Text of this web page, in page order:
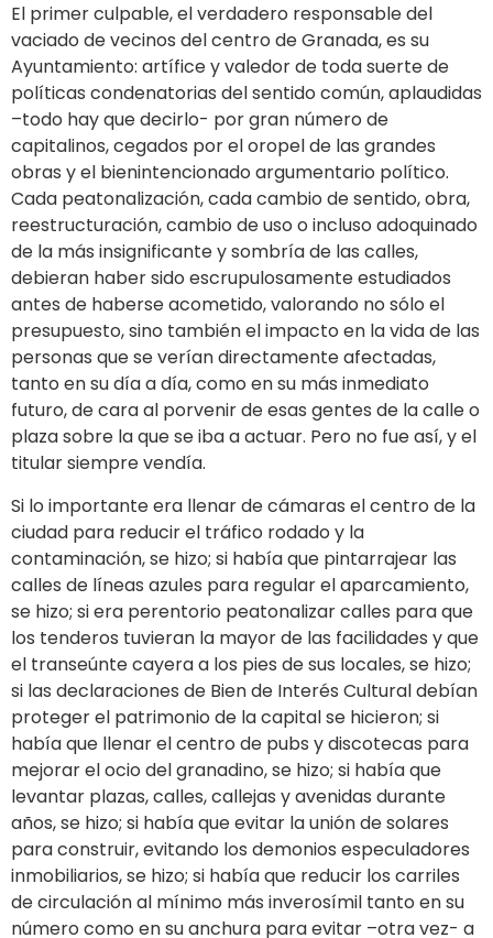
El primer culpable, el verdadero responsable del
vaciado de vecinos del centro de Granada, es su
Ayuntamiento: artífice y valedor de toda suerte de
políticas condenatorias del sentido común, aplaudidas
–todo hay que decirlo- por gran número de
capitalinos, cegados por el oropel de las grandes
obras y el bienintencionado argumentario político.
Cada peatonalización, cada cambio de sentido, obra,
reestructuración, cambio de uso o incluso adoquinado
de la más insignificante y sombría de las calles,
debieran haber sido escrupulosamente estudiados
antes de haberse acometido, valorando no sólo el
presupuesto, sino también el impacto en la vida de las
personas que se verían directamente afectadas,
tanto en su día a día, como en su más inmediato
futuro, de cara al porvenir de esas gentes de la calle o
plaza sobre la que se iba a actuar. Pero no fue así, y el
titular siempre vendía.
Si lo importante era llenar de cámaras el centro de la
ciudad para reducir el tráfico rodado y la
contaminación, se hizo; si había que pintarrajear las
calles de líneas azules para regular el aparcamiento,
se hizo; si era perentorio peatonalizar calles para que
los tenderos tuvieran la mayor de las facilidades y que
el transeúnte cayera a los pies de sus locales, se hizo;
si las declaraciones de Bien de Interés Cultural debían
proteger el patrimonio de la capital se hicieron; si
había que llenar el centro de pubs y discotecas para
mejorar el ocio del granadino, se hizo; si había que
levantar plazas, calles, callejas y avenidas durante
años, se hizo; si había que evitar la unión de solares
para construir, evitando los demonios especuladores
inmobiliarios, se hizo; si había que reducir los carriles
de circulación al mínimo más inverosímil tanto en su
número como en su anchura para evitar –otra vez- a